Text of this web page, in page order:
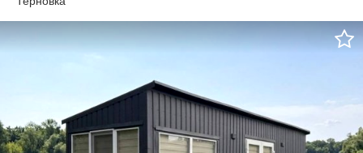
договірна, під час огляду.